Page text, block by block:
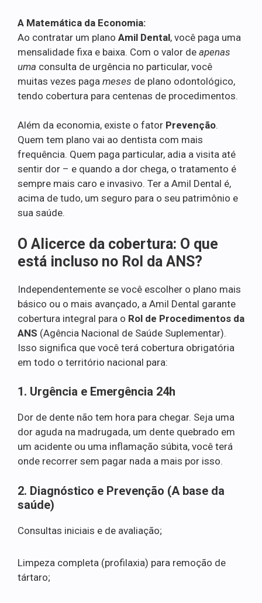
A Matemática da Economia:
Ao contratar um plano Amil Dental, você paga uma
mensalidade fixa e baixa. Com o valor de apenas
uma consulta de urgência no particular, você
muitas vezes paga meses de plano odontológico,
tendo cobertura para centenas de procedimentos.
Além da economia, existe o fator Prevenção.
Quem tem plano vai ao dentista com mais
frequência. Quem paga particular, adia a visita até
sentir dor – e quando a dor chega, o tratamento é
sempre mais caro e invasivo. Ter a Amil Dental é,
acima de tudo, um seguro para o seu patrimônio e
sua saúde.
O Alicerce da cobertura: O que
está incluso no Rol da ANS?
Independentemente se você escolher o plano mais
básico ou o mais avançado, a Amil Dental garante
cobertura integral para o Rol de Procedimentos da
ANS (Agência Nacional de Saúde Suplementar).
Isso significa que você terá cobertura obrigatória
em todo o território nacional para:
1. Urgência e Emergência 24h
Dor de dente não tem hora para chegar. Seja uma
dor aguda na madrugada, um dente quebrado em
um acidente ou uma inflamação súbita, você terá
onde recorrer sem pagar nada a mais por isso.
2. Diagnóstico e Prevenção (A base da
saúde)
Consultas iniciais e de avaliação;
Limpeza completa (profilaxia) para remoção de
tártaro;